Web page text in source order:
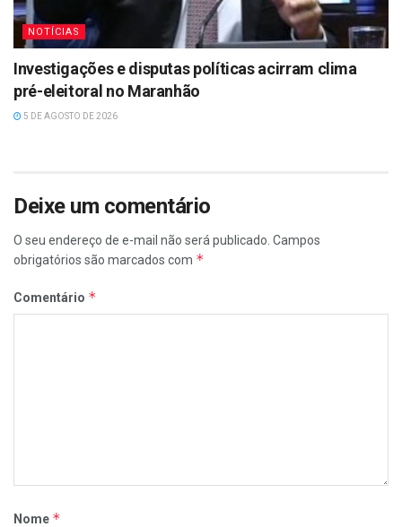
NOTÍCIAS
Investigações e disputas políticas acirram clima
pré-eleitoral no Maranhão
5 DE AGOSTO DE 2026
Deixe um comentário
O seu endereço de e-mail não será publicado. Campos
obrigatórios são marcados com *
Comentário *
Nome *